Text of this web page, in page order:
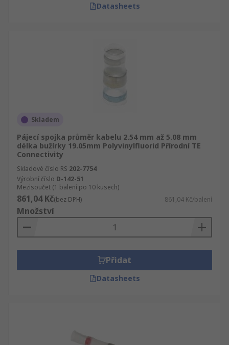
Datasheets
Skladem
Pájecí spojka průměr kabelu 2.54 mm až 5.08 mm
délka bužírky 19.05mm Polyvinylfluorid Přírodní TE
Connectivity
Skladové číslo RS 202-7754
Výrobní číslo D-142-51
Mezisoučet (1 balení po 10 kusech)
861,04 Kč(bez DPH) 861,04 Kč/balení
Množství
Přidat
Datasheets